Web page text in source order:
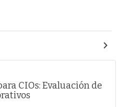
CIOs: Evaluación de